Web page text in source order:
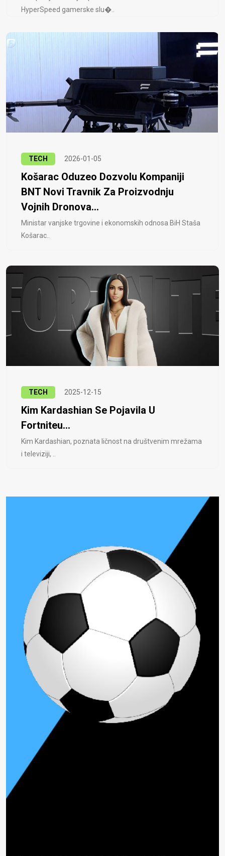
HyperSpeed ​​gamerske slu�..
TECH 2026-01-05
Košarac Oduzeo Dozvolu Kompaniji
BNT Novi Travnik Za Proizvodnju
Vojnih Dronova...
Ministar vanjske trgovine i ekonomskih odnosa BiH Staša
Košarac..
TECH 2025-12-15
Kim Kardashian Se Pojavila U
Fortniteu...
Kim Kardashian, poznata ličnost na društvenim mrežama
i televiziji, ..